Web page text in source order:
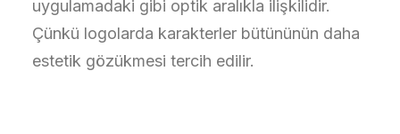
uygulamadaki gibi optik aralıkla ilişkilidir.
Çünkü logolarda karakterler bütününün daha
estetik gözükmesi tercih edilir.